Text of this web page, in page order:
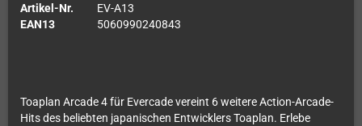
Artikel-Nr.
EV-A13
EAN13
5060990240843
Toaplan Arcade 4 für Evercade vereint 6 weitere Action-Arcade-
Hits des beliebten japanischen Entwicklers Toaplan. Erlebe